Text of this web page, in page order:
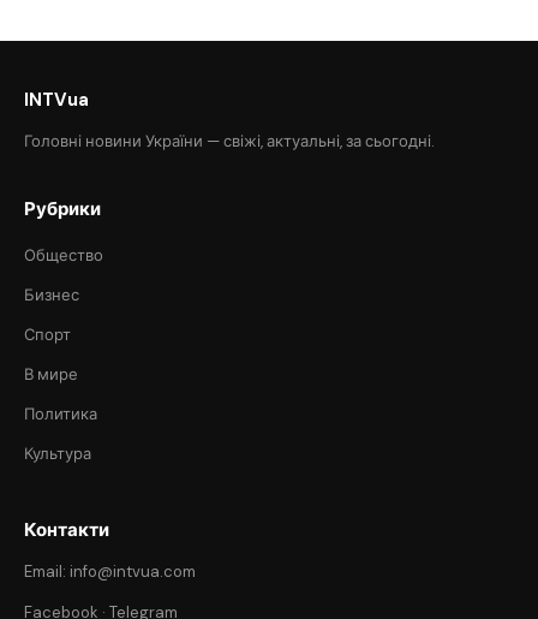
INTVua
Головні новини України — свіжі, актуальні, за сьогодні.
Рубрики
Общество
Бизнес
Спорт
В мире
Политика
Культура
Контакти
Email: info@intvua.com
Facebook · Telegram